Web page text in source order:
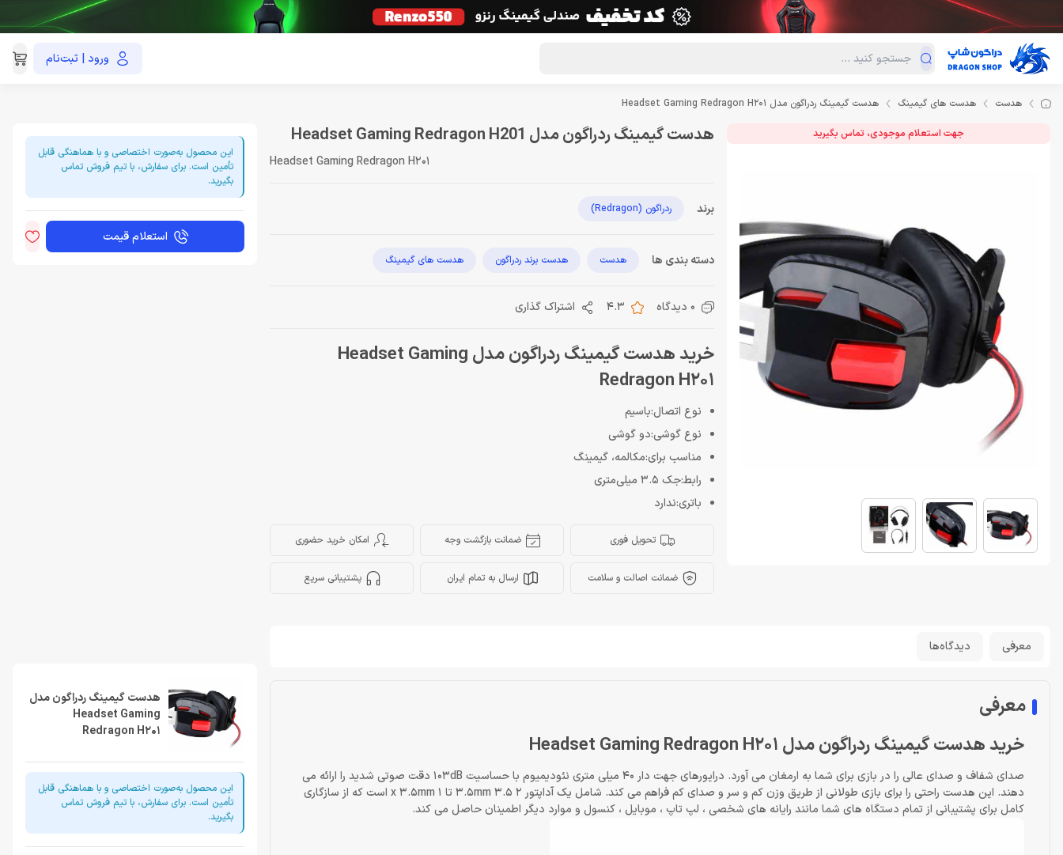
ورود | ثبت‌نام دسته‌بندی محصولات فروش ویژه 021-91035390
هدست هدست های گیمینگ هدست گیمینگ ردراگون مدل Headset Gaming Redragon H201
جهت استعلام موجودی، تماس بگیرید هدست گیمینگ ردراگون مدل Headset Gaming Redragon H201
Headset Gaming Redragon H201
برند ردراگون (Redragon)
دسته بندی ها هدست هدست برند ردراگون هدست های گیمینگ
0 دیدگاه 4.3 اشتراک گذاری
خرید هدست گیمینگ ردراگون مدل Headset Gaming
Redragon H201
نوع اتصال:باسیم
نوع گوشی:دو گوشی
مناسب برای:مکالمه، گیمینگ
رابط:جک 3.5 میلی‌متری
باتری:ندارد
تحویل فوری ضمانت بازگشت وجه امکان خرید حضوری
ضمانت اصالت و سلامت ارسال به تمام ایران پشتیبانی سریع
این محصول به‌صورت اختصاصی و با هماهنگی قابل
تأمین است. برای سفارش، با تیم فروش تماس
بگیرید.
استعلام قیمت
معرفی دیدگاه‌ها
معرفی
خرید هدست گیمینگ ردراگون مدل Headset Gaming Redragon H201
صدای شفاف و صدای عالی را در بازی برای شما به ارمغان می آورد. درایورهای جهت دار 40 میلی متری نئودیمیوم با حساسیت 103dB دقت صوتی شدید را ارائه می
دهند. این هدست راحتی را برای بازی طولانی از طریق وزن کم و سر و صدای کم فراهم می کند. شامل یک آداپتور 2 3.5 3.5mm تا 1 x 3.5mm است که از سازگاری
کامل برای پشتیبانی از تمام دستگاه های شما مانند رایانه های شخصی ، لپ تاپ ، موبایل ، کنسول و موارد دیگر اطمینان حاصل می کند.
هدست گیمینگ ردراگون مدل
Headset Gaming
Redragon H201
این محصول به‌صورت اختصاصی و با هماهنگی قابل
تأمین است. برای سفارش، با تیم فروش تماس
بگیرید.